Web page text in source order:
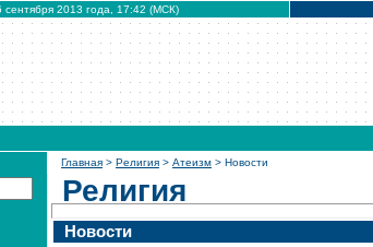
2013 года, 17:42 (МСК)
Главная > Религия > Атеизм > Новости
Религия
Новости